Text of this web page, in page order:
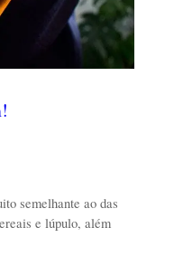
semelhante ao das
e lúpulo, além